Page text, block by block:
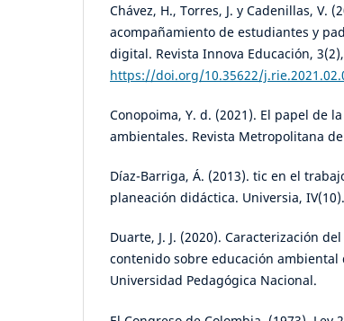
Chávez, H., Torres, J. y Cadenillas, V.
acompañamiento de estudiantes y
digital. Revista Innova Educación,
https://doi.org/10.35622/
Conopoima, Y. d. (2021). El papel de
ambientales. Revista Metropolitana
Díaz-Barriga, Á. (2013). tic en el
planeación didáctica. Universia, IV(10).
Duarte, J. J. (2020). Caracterización
contenido sobre educación ambiental
Universidad Pedagógica Nacional.